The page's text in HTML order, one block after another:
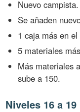
Nuevo campista.
Se añaden
1 caja más en
5 materiales
Más materiales
sube a 150.
Niveles 16 a 19